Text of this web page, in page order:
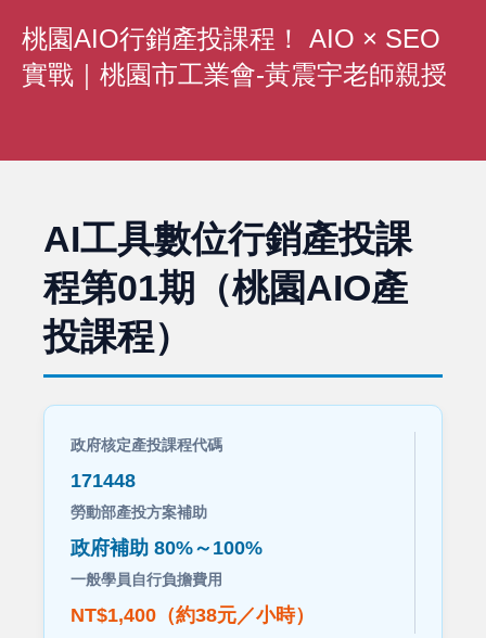
桃園AIO行銷產投課程！ AIO × SEO
實戰｜桃園市工業會-黃震宇老師親授
AI工具數位行銷產投課
程第01期（桃園AIO產
投課程）
政府核定產投課程代碼
171448
勞動部產投方案補助
政府補助 80%～100%
一般學員自行負擔費用
NT$1,400（約38元／小時）